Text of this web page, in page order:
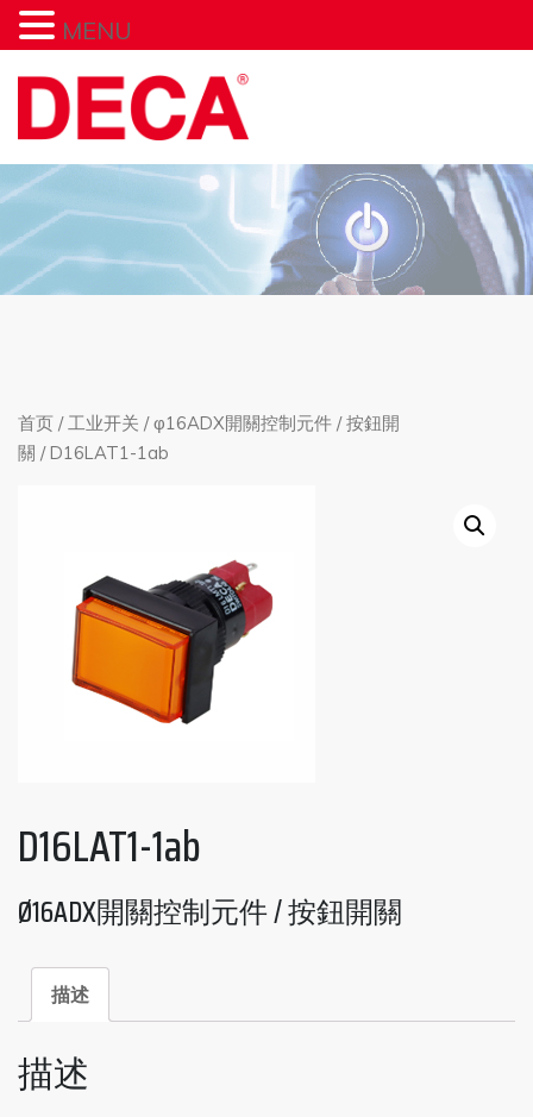
首页 /工业开关 /φ16ADX開關控制元件 /按鈕開
關 / D16LAT1-1ab
D16LAT1-1ab
Ø16ADX開關控制元件 / 按鈕開關
描述
描述
MENU